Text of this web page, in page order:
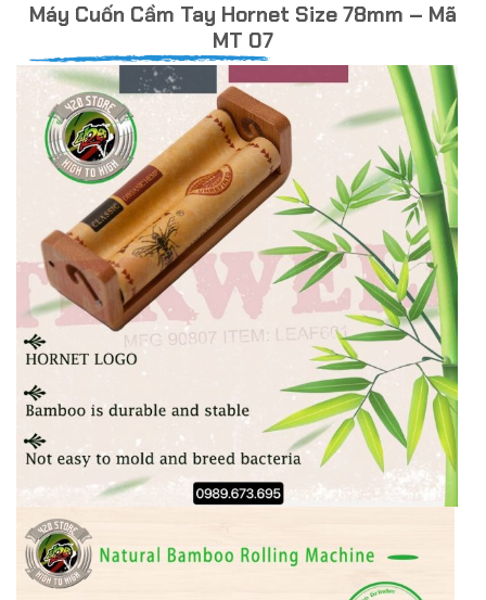
Máy Cuốn Cầm Tay Hornet Size 78mm – Mã
MT 07